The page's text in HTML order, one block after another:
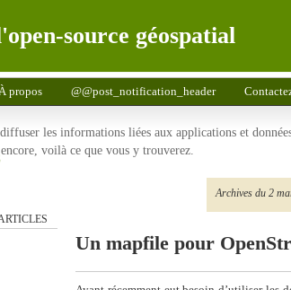
source géospatial
propos @@post_notification_header
les informations liées aux applications et
encore, voilà ce que vous y trouverez.
Archives du 2
Un mapfile pour